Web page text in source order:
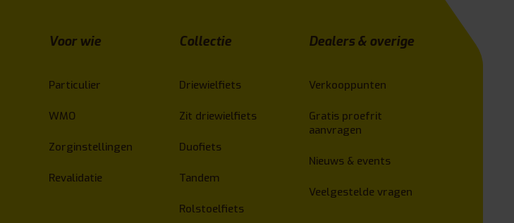
Voor wie
Particulier
WMO
Zorginstellingen
Revalidatie
Collectie
Driewielfiets
Zit driewielfiets
Duofiets
Tandem
Rolstoelfiets
Dealers & overige
Verkooppunten
Gratis proefrit
aanvragen
Nieuws & events
Veelgestelde vragen